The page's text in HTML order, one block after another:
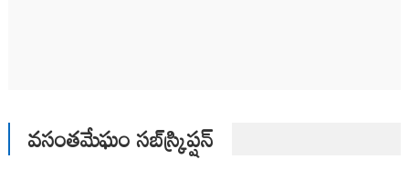
వసంతమేఘం సబ్‌స్క్రిప్షన్